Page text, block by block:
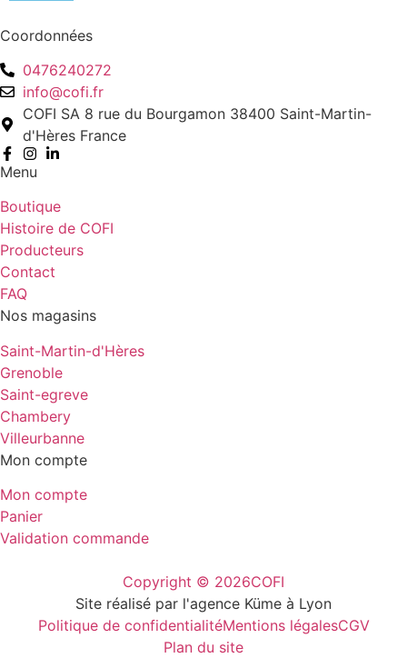
Coordonnées
0476240272
info@cofi.fr
COFI SA 8 rue du Bourgamon 38400 Saint-Martin-
d'Hères France
Menu
Boutique
Histoire de COFI
Producteurs
Contact
FAQ
Nos magasins
Saint-Martin-d'Hères
Grenoble
Saint-egreve
Chambery
Villeurbanne
Mon compte
Mon compte
Panier
Validation commande
Copyright © 2026COFI
Site réalisé par l'agence Küme à Lyon
Politique de confidentialitéMentions légalesCGV
Plan du site